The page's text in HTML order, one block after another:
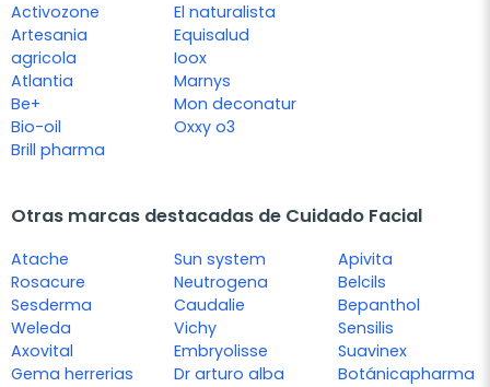
Activozone
Artesania
agricola
Atlantia
Be+
Bio-oil
Brill pharma
El naturalista
Equisalud
Ioox
Marnys
Mon deconatur
Oxxy o3
Otras marcas destacadas de Cuidado Facial
Atache
Rosacure
Sesderma
Weleda
Axovital
Gema herrerias
Sun system
Neutrogena
Caudalie
Vichy
Embryolisse
Dr arturo alba
Apivita
Belcils
Bepanthol
Sensilis
Suavinex
Botánicapharma